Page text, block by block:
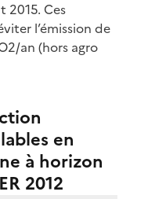
2015. Ces
l’émission de
an (hors agro
en
à horizon
2012